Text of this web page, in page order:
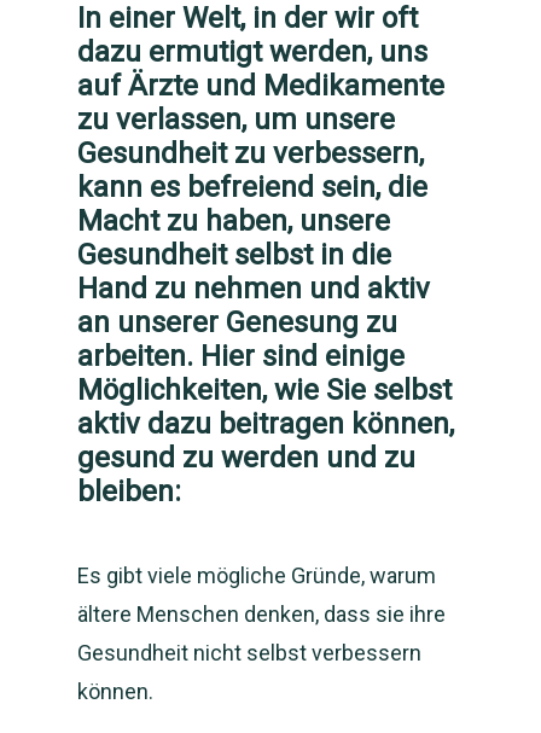
In einer Welt, in der wir oft
dazu ermutigt werden, uns
auf Ärzte und Medikamente
zu verlassen, um unsere
Gesundheit zu verbessern,
kann es befreiend sein, die
Macht zu haben, unsere
Gesundheit selbst in die
Hand zu nehmen und aktiv
an unserer Genesung zu
arbeiten. Hier sind einige
Möglichkeiten, wie Sie selbst
aktiv dazu beitragen können,
gesund zu werden und zu
bleiben:
Es gibt viele mögliche Gründe, warum
ältere Menschen denken, dass sie ihre
Gesundheit nicht selbst verbessern
können.